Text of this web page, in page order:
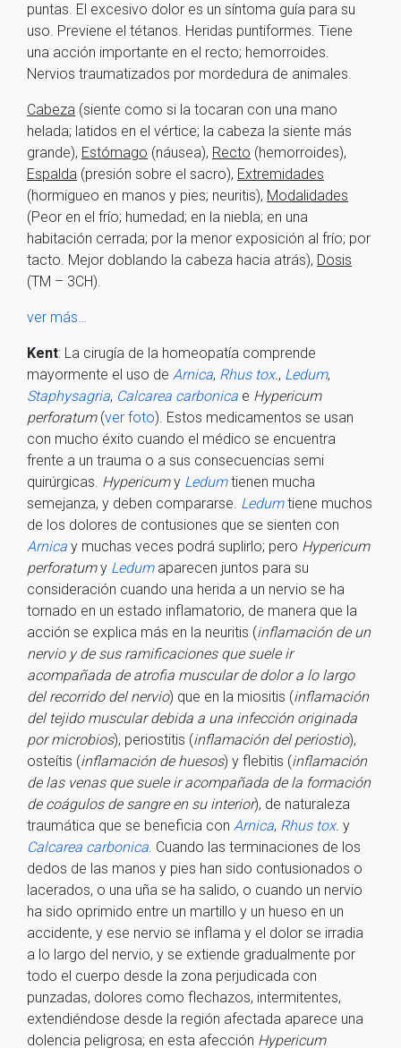
puntas. El excesivo dolor es un síntoma guía para su
uso. Previene el tétanos. Heridas puntiformes. Tiene
una acción importante en el recto; hemorroides.
Nervios traumatizados por mordedura de animales.
Cabeza (siente como si la tocaran con una mano
helada; latidos en el vértice; la cabeza la siente más
grande), Estómago (náusea), Recto (hemorroides),
Espalda (presión sobre el sacro), Extremidades
(hormigueo en manos y pies; neuritis), Modalidades
(Peor en el frío; humedad; en la niebla; en una
habitación cerrada; por la menor exposición al frío; por
tacto. Mejor doblando la cabeza hacia atrás), Dosis
(TM – 3CH).
ver más…
Kent: La cirugía de la homeopatía comprende
mayormente el uso de Arnica, Rhus tox., Ledum,
Staphysagria, Calcarea carbonica e Hypericum
perforatum(ver foto). Estos medicamentos se usan
con mucho éxito cuando el médico se encuentra
frente a un trauma o a sus consecuencias semi
quirúrgicas. Hypericumy Ledum tienen mucha
semejanza, y deben compararse. Ledum tiene muchos
de los dolores de contusiones que se sienten con
Arnica y muchas veces podrá suplirlo; pero Hypericum
perforatumy Ledum aparecen juntos para su
consideración cuando una herida a un nervio se ha
tornado en un estado inflamatorio, de manera que la
acción se explica más en la neuritis (inflamación de un
nervio y de sus ramificaciones que suele ir
acompañada de atrofia muscular de dolor a lo largo
del recorrido del nervio) que en la miositis (inflamación
del tejido muscular debida a una infección originada
por microbios), periostitis (inflamación del periostio),
osteítis (inflamación de huesos) y flebitis (inflamación
de las venas que suele ir acompañada de la formación
de coágulos de sangre en su interior), de naturaleza
traumática que se beneficia con Arnica, Rhus tox. y
Calcarea carbonica. Cuando las terminaciones de los
dedos de las manos y pies han sido contusionados o
lacerados, o una uña se ha salido, o cuando un nervio
ha sido oprimido entre un martillo y un hueso en un
accidente, y ese nervio se inflama y el dolor se irradia
a lo largo del nervio, y se extiende gradualmente por
todo el cuerpo desde la zona perjudicada con
punzadas, dolores como flechazos, intermitentes,
extendiéndose desde la región afectada aparece una
dolencia peligrosa; en esta afección Hypericum